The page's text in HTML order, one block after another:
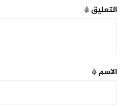
التعليق*
الاسم*